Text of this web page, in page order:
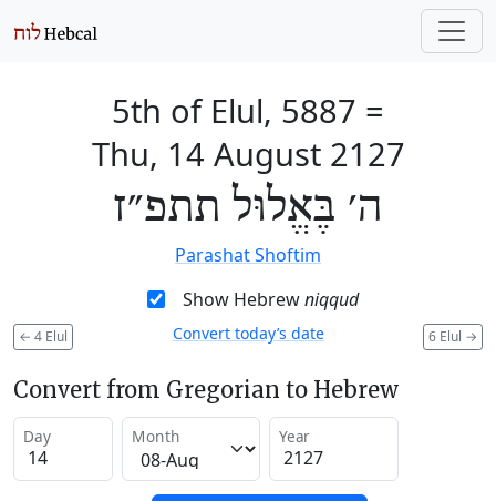
5th of Elul, 5887 =
Thu, 14 August 2127
ה׳ בֶּאֱלוּל תתפ״ז
Parashat Shoftim
Show Hebrewniqqud
← 4 Elul 6 Elul →
Convert today’s date
Convert from Gregorian to Hebrew
Day Month Year